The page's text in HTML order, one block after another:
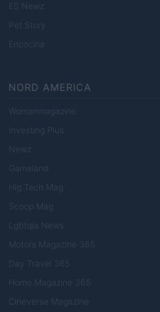
ES Newz
Pet Story
Encocina
NORD AMERICA
Womanmagazine
Investing Plus
Newz
Gameland
Hig Tech Mag
Scoop Mag
Lgbtqia News
Motors Magazine 365
Day Travel 365
Home Magazine 365
Cineverse Magazine